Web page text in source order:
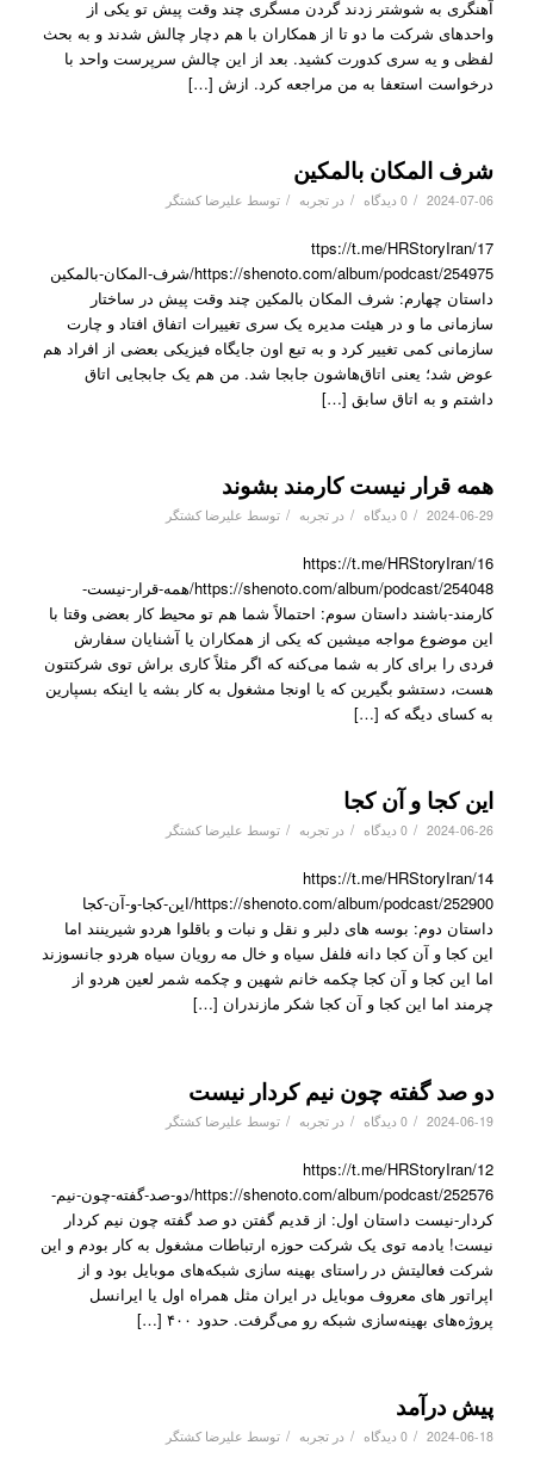
آهنگری به شوشتر زدند گردن مسگری چند وقت پیش تو یکی از
واحدهای شرکت ما دو تا از همکاران با هم دچار چالش شدند و به بحث
لفظی و یه سری کدورت کشید. بعد از این چالش سرپرست واحد با
درخواست استعفا به من مراجعه کرد. ازش […]
شرف المکان بالمکین
2024-07-06
/ 0 دیدگاه / در تجربه / توسط علیرضا کشتگر
ttps://t.me/HRStoryIran/17
https://shenoto.com/album/podcast/254975/شرف-المکان-بالمکین
داستان چهارم: شرف المکان بالمکین چند وقت پیش در ساختار
سازمانی ما و در هیئت مدیره یک سری تغییرات اتفاق افتاد و چارت
سازمانی کمی تغییر کرد و به تبع اون جایگاه فیزیکی بعضی از افراد هم
عوض شد؛ یعنی اتاق‌هاشون جابجا شد. من هم یک جابجایی اتاق
داشتم و به اتاق سابق […]
همه قرار نیست کارمند بشوند
2024-06-29
/ 0 دیدگاه / در تجربه / توسط علیرضا کشتگر
https://t.me/HRStoryIran/16
https://shenoto.com/album/podcast/254048/همه-قرار-نیست-
کارمند-باشند داستان سوم: احتمالاً شما هم تو محیط کار بعضی وقتا با
این موضوع مواجه میشین که یکی از همکاران یا آشنایان سفارش
فردی را برای کار به شما می‌کنه که اگر مثلاً کاری براش توی شرکتتون
هست، دستشو بگیرین که یا اونجا مشغول به کار بشه یا اینکه بسپارین
به کسای دیگه که […]
این کجا و آن کجا
2024-06-26
/ 0 دیدگاه / در تجربه / توسط علیرضا کشتگر
https://t.me/HRStoryIran/14
https://shenoto.com/album/podcast/252900/این-کجا-و-آن-کجا
داستان دوم: بوسه های دلبر و نقل و نبات و باقلوا هردو شیرینند اما
این کجا و آن کجا دانه فلفل سیاه و خال مه رویان سیاه هردو جانسوزند
اما این کجا و آن کجا چکمه خانم شهین و چکمه شمر لعین هردو از
چرمند اما این کجا و آن کجا شکر مازندران […]
دو صد گفته چون نیم کردار نیست
2024-06-19
/ 0 دیدگاه / در تجربه / توسط علیرضا کشتگر
https://t.me/HRStoryIran/12
https://shenoto.com/album/podcast/252576/دو-صد-گفته-چون-نیم-
کردار-نیست داستان اول: از قدیم گفتن دو صد گفته چون نیم کردار
نیست! یادمه توی یک شرکت حوزه ارتباطات مشغول به کار بودم و این
شرکت فعالیتش در راستای بهینه سازی شبکه‌های موبایل بود و از
اپراتور های معروف موبایل در ایران مثل همراه اول یا ایرانسل
پروژه‌های بهینه‌سازی شبکه رو می‌گرفت. حدود ۴۰۰ […]
پیش درآمد
2024-06-18
/ 0 دیدگاه / در تجربه / توسط علیرضا کشتگر